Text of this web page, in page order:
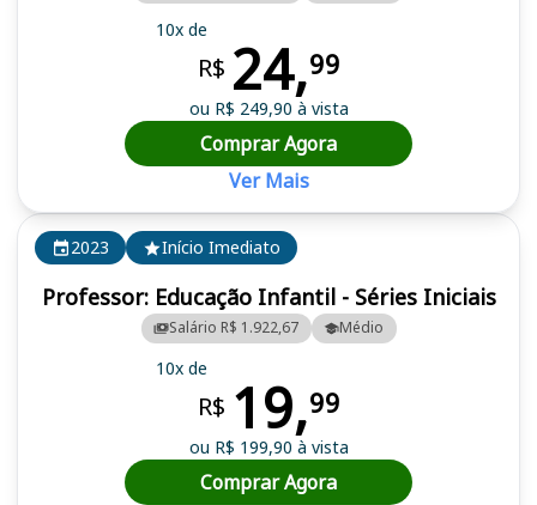
2023 Início Imediato
Professor: Educação Infantil - Séries Iniciais
Salário R$ 1.922,67 Médio
10x de
R$ 19,99
ou R$ 199,90 à vista
Comprar Agora
10x de
R$ 24,99
ou R$ 249,90 à vista
Comprar Agora
Ver Mais